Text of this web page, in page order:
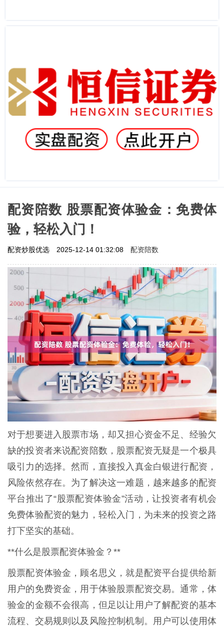
配资陪数 股票配资体验金：免费体
验，轻松入门！
配资炒股优选 2025-12-14 01:32:08 配资陪数
对于想要进入股票市场，却又担心资金不足、经验欠
缺的投资者来说配资陪数，股票配资无疑是一个极具
吸引力的选择。然而，直接投入真金白银进行配资，
风险依然存在。为了解决这一难题，越来越多的配资
平台推出了“股票配资体验金”活动，让投资者有机会
免费体验配资的魅力，轻松入门，为未来的投资之路
打下坚实的基础。
**什么是股票配资体验金？**
股票配资体验金，顾名思义，就是配资平台提供给新
用户的免费资金，用于体验股票配资交易。通常，体
验金的金额不会很高，但足以让用户了解配资的基本
流程、交易规则以及风险控制机制。用户可以使用体